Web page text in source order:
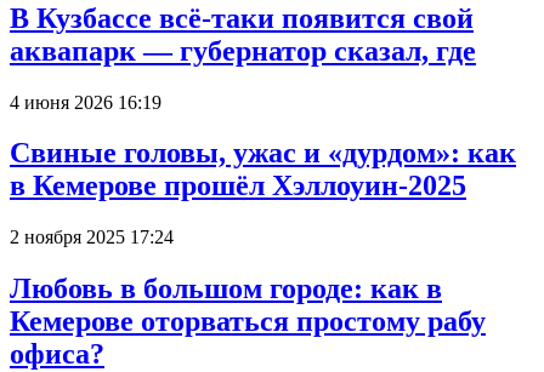
В Кузбассе всё-таки появится свой
аквапарк — губернатор сказал, где
4 июня 2026 16:19
Свиные головы, ужас и «дурдом»: как
в Кемерове прошёл Хэллоуин-2025
2 ноября 2025 17:24
Любовь в большом городе: как в
Кемерове оторваться простому рабу
офиса?